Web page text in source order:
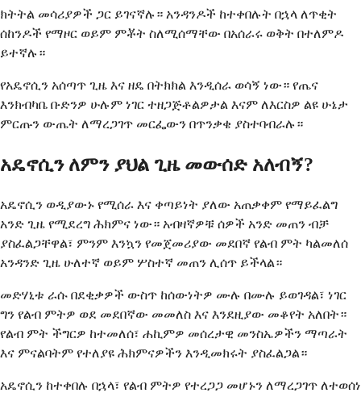
ክትትል መሳሪያዎች ጋር ይገናኛሉ። አንዳንዶች ከተቀበሉት በኋላ ለጥቂት
ሰከንዶች የማዞር ወይም ምቾት ስለሚሰማቸው በአሰራሩ ወቅት በተለምዶ
ይተኛሉ።
የአዴኖሲን አሰጣጥ ጊዜ እና ዘዴ በትክክል እንዲሰራ ወሳኝ ነው። የጤና
እንክብካቤ ቡድንዎ ሁሉም ነገር ተዘጋጅቶልዎታል እናም ለእርስዎ ልዩ ሁኔታ
ምርጡን ውጤት ለማረጋገጥ መርፌውን በጥንቃቄ ያስተባብራሉ።
አዴኖሲን ለምን ያህል ጊዜ መውሰድ አለብኝ?
አዴኖሲን ወዲያውኑ የሚሰራ እና ቀጣይነት ያለው አጠቃቀም የማይፈልግ
አንድ ጊዜ የሚደረግ ሕክምና ነው። አብዛኛዎቹ ሰዎች አንድ መጠን ብቻ
ያስፈልጋቸዋል፣ ምንም እንኳን የመጀመሪያው መደበኛ የልብ ምት ካልመለሰ
አንዳንድ ጊዜ ሁለተኛ ወይም ሦስተኛ መጠን ሊሰጥ ይችላል።
መድሃኒቱ ራሱ በደቂቃዎች ውስጥ ከሰውነትዎ ሙሉ በሙሉ ይወገዳል፣ ነገር
ግን የልብ ምትዎ ወደ መደበኛው መመለስ እና እንደዚያው መቆየት አለበት።
የልብ ምት ችግርዎ ከተመለሰ፣ ሐኪምዎ መሰረታዊ መንስኤዎችን ማጣራት
እና ምናልባትም የተለያዩ ሕክምናዎችን እንዲመክሩት ያስፈልጋል።
አዴኖሲን ከተቀበሉ በኋላ፣ የልብ ምትዎ የተረጋጋ መሆኑን ለማረጋገጥ ለተወሰነ